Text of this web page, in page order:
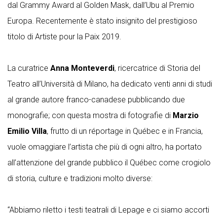
dal Grammy Award al Golden Mask, dall’Ubu al Premio
Europa. Recentemente è stato insignito del prestigioso
titolo di Artiste pour la Paix 2019.
La curatrice Anna Monteverdi, ricercatrice di Storia del
Teatro all’Università di Milano, ha dedicato venti anni di studi
al grande autore franco-canadese pubblicando due
monografie; con questa mostra di fotografie di Marzio
Emilio Villa, frutto di un réportage in Québec e in Francia,
vuole omaggiare l’artista che più di ogni altro, ha portato
all’attenzione del grande pubblico il Québec come crogiolo
di storia, culture e tradizioni molto diverse:
“Abbiamo riletto i testi teatrali di Lepage e ci siamo accorti